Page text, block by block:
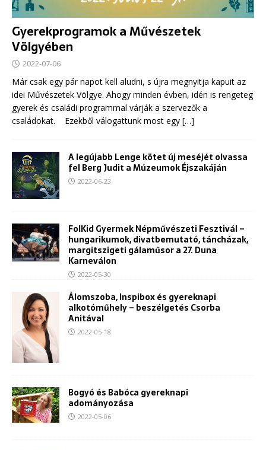
Gyerekprogramok a Művészetek
Völgyében
2022-07-06
Már csak egy pár napot kell aludni, s újra megnyitja kapuit az
idei Művészetek Völgye. Ahogy minden évben, idén is rengeteg
gyerek és családi programmal várják a szervezők a
családokat. Ezekből válogattunk most egy […]
A legújabb Lenge kötet új meséjét olvassa
fel Berg Judit a Múzeumok Éjszakáján
2022-06-23
FolKid Gyermek Népművészeti Fesztivál –
hungarikumok, divatbemutató, táncházak,
margitszigeti gálaműsor a 27. Duna
Karneválon
2022-05-30
Álomszoba, Inspibox és gyereknapi
alkotóműhely – beszélgetés Csorba
Anitával
2022-05-18
Bogyó és Babóca gyereknapi
adományozása
2022-05-06